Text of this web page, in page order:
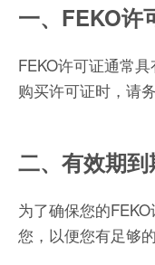
一、FEKO许
FEKO许可证通常
购买许可证时，请
二、有效期
为了确保您的
您，以便您有足够